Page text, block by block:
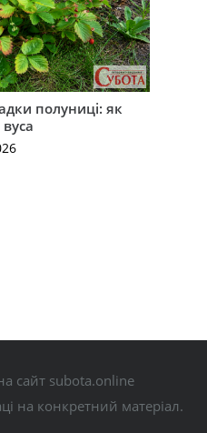
полуниці: як
сайт subota.online
на конкретний матеріал.